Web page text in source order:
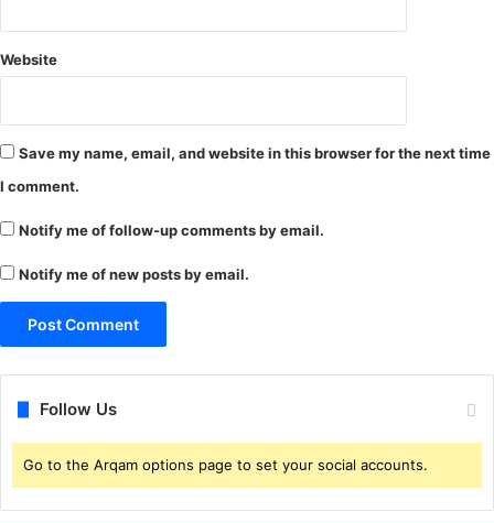
आ
मो
दी
रो
धी
द
र्श
Website
Save my name, email, and website in this browser for the next time
I comment.
Notify me of follow-up comments by email.
Notify me of new posts by email.
Follow Us
Go to the Arqam options page to set your social accounts.